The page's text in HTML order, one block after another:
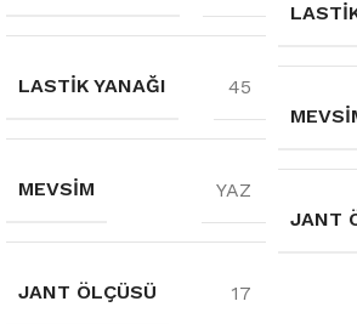
LASTIK YANAĞI 45
MEVSIM YAZ
JANT ÖLÇÜSÜ 17
JANT